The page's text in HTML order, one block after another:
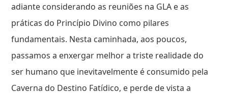
adiante considerando as reuniões na GLA e as
práticas do Princípio Divino como pilares
fundamentais. Nesta caminhada, aos poucos,
passamos a enxergar melhor a triste realidade do
ser humano que inevitavelmente é consumido pela
Caverna do Destino Fatídico, e perde de vista a